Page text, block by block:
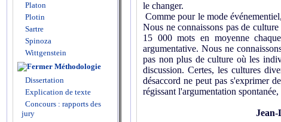
Platon
Plotin
Sartre
Spinoza
Wittgenstein
Méthodologie
Dissertation
Explication de texte
Concours : rapports des
jury
le changer.
Comme pour le mode
Nous ne connaissons pas de
15 000 mots en moyenne
argumentative. Nous ne
pas non plus de culture où les
discussion. Certes, les cultures
désaccord ne peut pas s'exprimer
régissant l'argumentation
Jean-